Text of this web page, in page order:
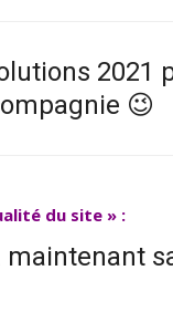
2021
😉
du site » :
maintenant